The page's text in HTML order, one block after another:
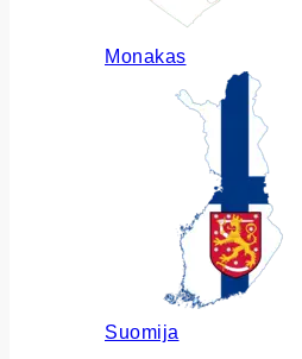
Monakas
Suomija